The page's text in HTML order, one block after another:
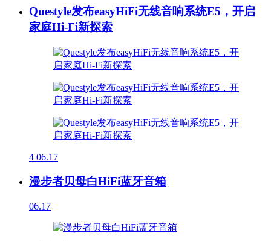
Questyle发布easyHiFi无线音响系统E5，开启
家庭Hi-Fi新探索
4 06.17
漫步者贝母白HiFi蓝牙音箱
06.17